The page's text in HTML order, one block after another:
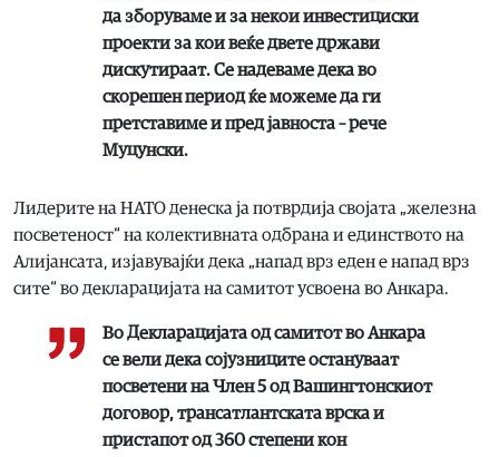
да зборуваме и за некои инвестициски
проекти за кои веќе двете држави
дискутираат. Се надеваме дека во
скорешен период ќе можеме да ги
претставиме и пред јавноста – рече
Муцунски.
Лидерите на НАТО денеска ја потврдија својата „железна
посветеност“ на колективната одбрана и единството на
Алијансата, изјавувајќи дека „напад врз еден е напад врз
сите“ во декларацијата на самитот усвоена во Анкара.
Во Декларацијата од самитот во Анкара
се вели дека сојузниците остануваат
посветени на Член 5 од Вашингтонскиот
договор, трансатлантската врска и
пристапот од 360 степени кон